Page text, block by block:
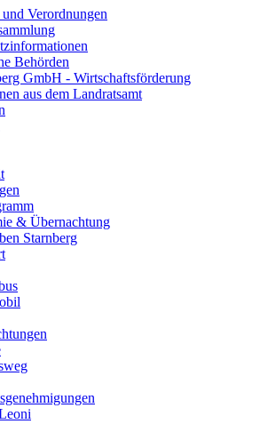
und Verordnungen
Behörden
GmbH - Wirtschaftsförderung
aus dem Landratsamt
& Übernachtung
Starnberg